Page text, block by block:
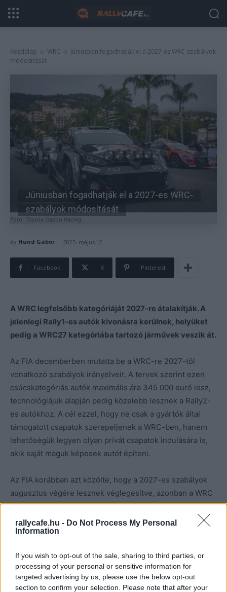
rallycafe.hu - Do Not Process My Personal
Information
If you wish to opt-out of the sale, sharing to third parties, or
processing of your personal or sensitive information for
targeted advertising by us, please use the below opt-out
section to confirm your selection. Please note that after your
Kezdőlap WRC
Júniusban fogadhatják el a 2027-es WRC-szabályok
módosítását
Fotó: Toyota Gazoo Racing
Júniusban fogadhatják el a 2027-es WRC-
szabályok módosítását
By Hund Gábor - 2025. május 12.
Facebook X Pinterest
A WRC legfelsőbb kategóriáját 2027-re átalakítják. A
jelenlegi Rally1-es autók kivonásra kerülnek, helyüket
pedig a WRC27 kategóriába tartozó járművek veszik át.
Az FIA decemberben mutatta be a WRC-re 2027-től
vonatkozó szabályok irányelveit. A tervek szerint ezen
csúcskategóriás autók maximális ára 345 000 euró lesz,
technológiájuk alapján pedig közelebb lesznek a Rally2-
es autókhoz. A cél ezzel, hogy ne csak a gyártók által
támogatott csapatok szerepeljenek a WRC-ben, hanem
lehetőségük legyen olyan privát csapatok indulására is,
akik saját maguk képesek autót építeni.
Az FIA korábban azt közölte, hogy a 2027-es szabályok
augusztus végére lesznek véglegesítve, azonban a WRC
jelenlegi gyártói minél előbb szeretnék tudni, hogy
milyen szabályok lesznek a jövőben, hogy elég idejük
legyen a felkészülésre.
A WRC Bizottság csütörtökön ülést tartott, ahol
megvitatták a jövőbeni szabályokat.